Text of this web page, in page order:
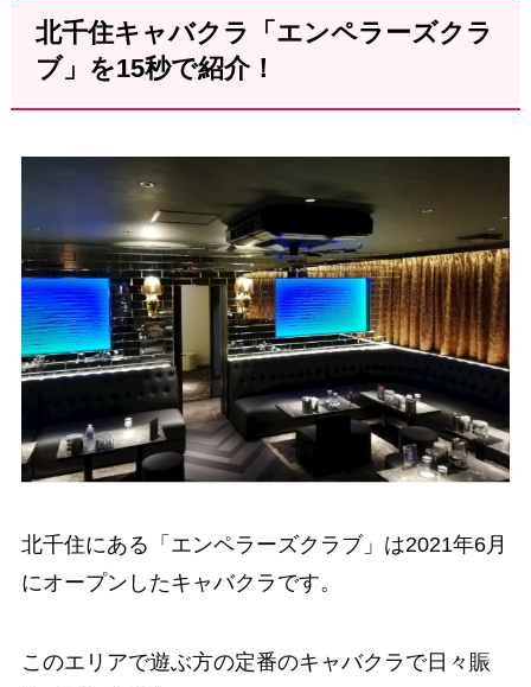
北千住キャバクラ「エンペラーズクラ
ブ」を15秒で紹介！
北千住にある「エンペラーズクラブ」は2021年6月
にオープンしたキャバクラです。
このエリアで遊ぶ方の定番のキャバクラで日々賑